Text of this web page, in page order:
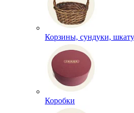
Корзины, сундуки,
Коробки